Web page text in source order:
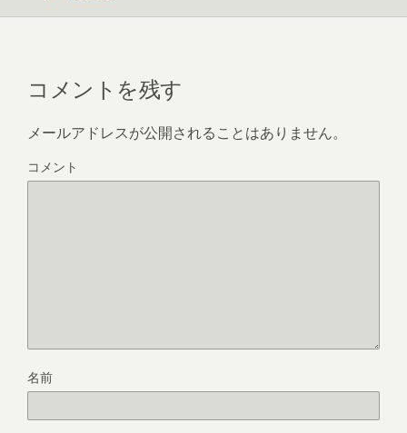
コメントを残す
メールアドレスが公開されることはありません。
コメント
名前